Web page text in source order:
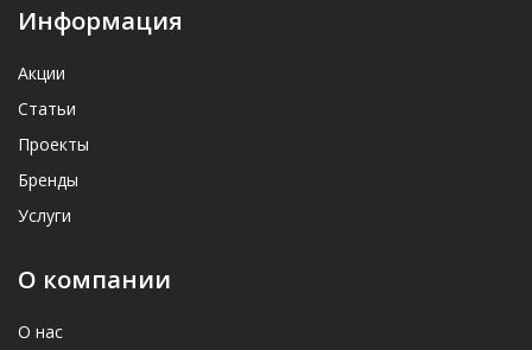
Информация
Акции
Статьи
Проекты
Бренды
Услуги
О компании
О нас